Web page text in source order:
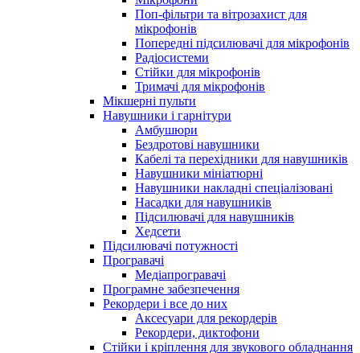
Поп-фільтри та вітрозахист для
мікрофонів
Попередні підсилювачі для мікрофонів
Радіосистеми
Стійки для мікрофонів
Тримачі для мікрофонів
Мікшерні пульти
Навушники і гарнітури
Амбушюри
Бездротові навушники
Кабелі та перехідники для навушників
Навушники мініатюрні
Навушники накладні спеціалізовані
Насадки для навушників
Підсилювачі для навушників
Хедсети
Підсилювачі потужності
Програвачі
Медіапрогравачі
Програмне забезпечення
Рекордери і все до них
Аксесуари для рекордерів
Рекордери, диктофони
Стійки і кріплення для звукового обладнання